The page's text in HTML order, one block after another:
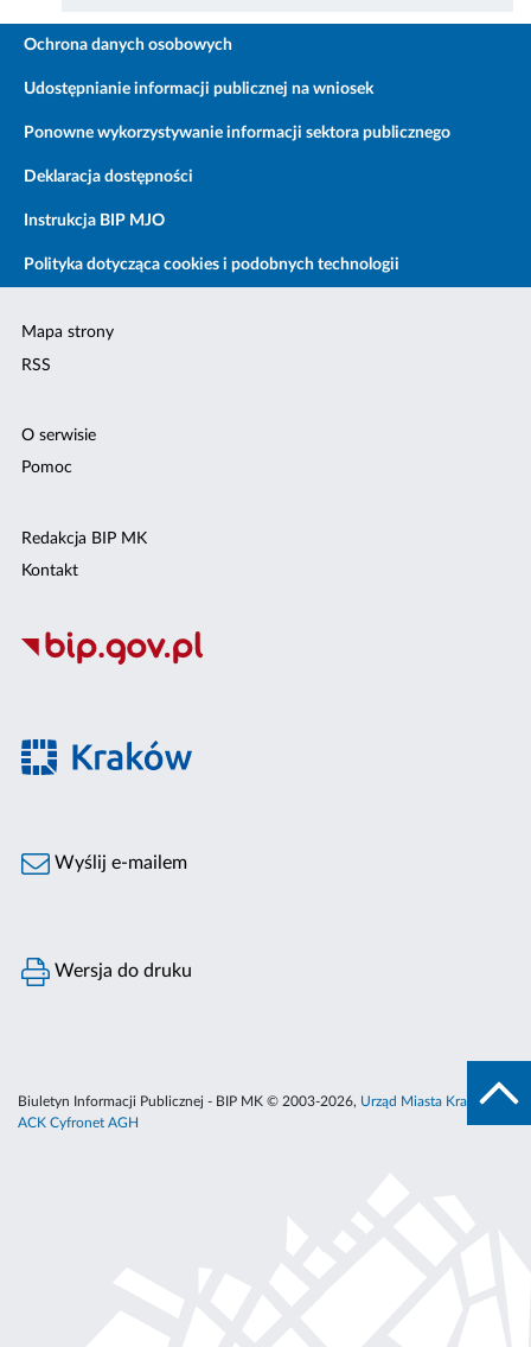
Ochrona danych osobowych
Udostępnianie informacji publicznej na wniosek
Ponowne wykorzystywanie informacji sektora publicznego
Deklaracja dostępności
Instrukcja BIP MJO
Polityka dotycząca cookies i podobnych technologii
Mapa strony
RSS
O serwisie
Pomoc
Redakcja BIP MK
Kontakt
Wyślij e-mailem
Wersja do druku
Biuletyn Informacji Publicznej - BIP MK © 2003-2026, Urząd Miasta Krakowa
ACK Cyfronet AGH